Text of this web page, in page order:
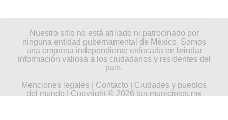
Nuestro sitio no está afiliado ni patrocinado por
ninguna entidad gubernamental de México. Somos
una empresa independiente enfocada en brindar
información valiosa a los ciudadanos y residentes del
país.
Menciones legales
Contacto
Ciudades y pueblos
del mundo | Copyright © 2026 los-municipios.mx